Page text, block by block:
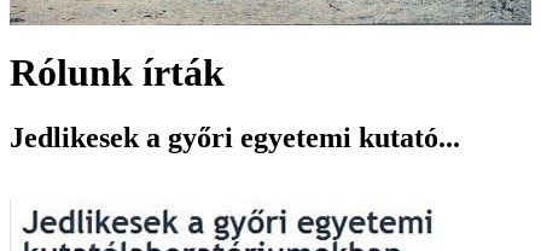
Rólunk írták
Jedlikesek a győri egyetemi kutató...